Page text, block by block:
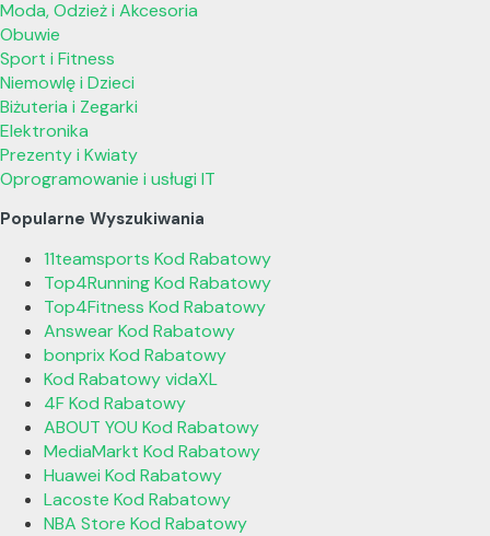
Moda, Odzież i Akcesoria
Obuwie
Sport i Fitness
Niemowlę i Dzieci
Biżuteria i Zegarki
Elektronika
Prezenty i Kwiaty
Oprogramowanie i usługi IT
Popularne Wyszukiwania
11teamsports Kod Rabatowy
Top4Running Kod Rabatowy
Top4Fitness Kod Rabatowy
Answear Kod Rabatowy
bonprix Kod Rabatowy
Kod Rabatowy vidaXL
4F Kod Rabatowy
ABOUT YOU Kod Rabatowy
MediaMarkt Kod Rabatowy
Huawei Kod Rabatowy
Lacoste Kod Rabatowy
NBA Store Kod Rabatowy